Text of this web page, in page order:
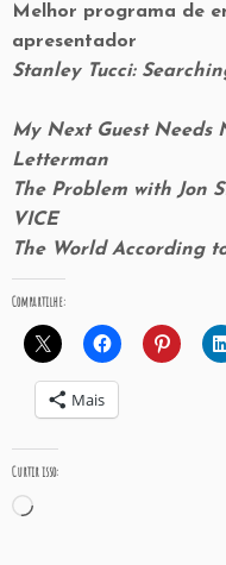
Melhor programa de
apresentador
Stanley Tucci:
My Next Guest Needs
Letterman
The Problem with Jon
VICE
The World According
Compartilhe:
Mais
Curtir isso:
Carregando...